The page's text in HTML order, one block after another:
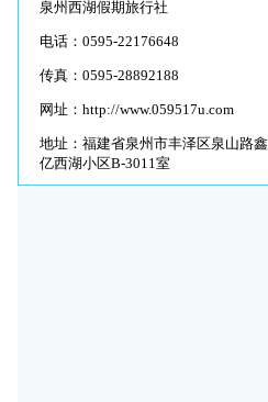
泉州西湖假期旅行社
电话：0595-22176648
传真：0595-28892188
网址： http://www.059517u.com
地址：福建省泉州市丰泽区泉山路鑫
亿西湖小区B-3011室